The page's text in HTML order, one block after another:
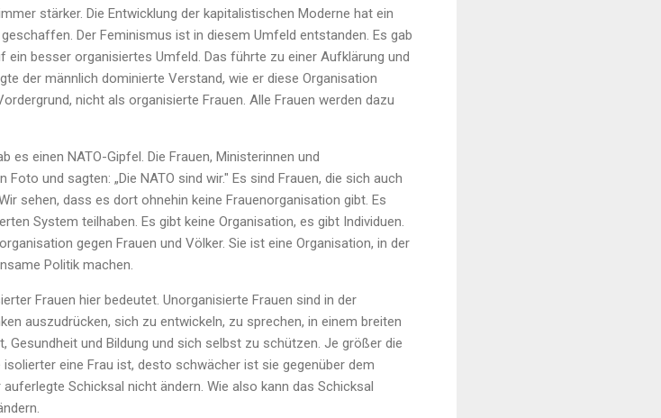
stärker. Die Entwicklung der kapitalistischen Moderne hat ein
Der Feminismus ist in diesem Umfeld entstanden. Es gab
besser organisiertes Umfeld. Das führte zu einer Aufklärung und
der männlich dominierte Verstand, wie er diese Organisation
nicht als organisierte Frauen. Alle Frauen werden dazu
es einen NATO-Gipfel. Die Frauen, Ministerinnen und
und sagten: „Die NATO sind wir." Es sind Frauen, die sich auch
sehen, dass es dort ohnehin keine Frauenorganisation gibt. Es
System teilhaben. Es gibt keine Organisation, es gibt Individuen.
gegen Frauen und Völker. Sie ist eine Organisation, in der
Politik machen.
Frauen hier bedeutet. Unorganisierte Frauen sind in der
auszudrücken, sich zu entwickeln, zu sprechen, in einem breiten
Gesundheit und Bildung und sich selbst zu schützen. Je größer die
eine Frau ist, desto schwächer ist sie gegenüber dem
Schicksal nicht ändern. Wie also kann das Schicksal